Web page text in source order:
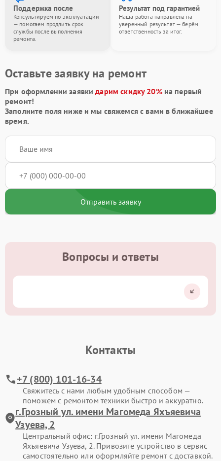
Поддержка после
Консультируем по эксплуатации
— помогаем продлить срок
службы после выполнения
ремонта.
Результат под гарантией
Наша работа направлена на
уверенный результат — берём
ответственность за итог.
Оставьте заявку на ремонт
При оформлении заявкидарим скидку 20%на первый
ремонт!
Заполните поля ниже и мы свяжемся с вами в ближайшее
время.
Отправить заявку
Вопросы и ответы
Контакты
+7 (800) 101-16-34
Свяжитесь с нами любым удобным способом —
поможем с ремонтом техники быстро и аккуратно.
г.Грозный ул. имени Магомеда Яхъяевича
Узуева, 2
Центральный офис: г.Грозный ул. имени Магомеда
Яхъяевича Узуева, 2. Привозите устройство в сервис
самостоятельно или оформляйте ремонт с доставкой.